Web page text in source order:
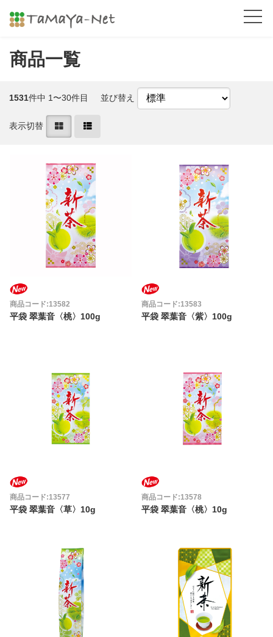
商品一覧
1531件中 1〜30件目 並び替え
表示切替
商品コード:13582
平袋 翠葉音〈桃〉100g
商品コード:13583
平袋 翠葉音〈紫〉100g
商品コード:13577
平袋 翠葉音〈草〉10g
商品コード:13578
平袋 翠葉音〈桃〉10g